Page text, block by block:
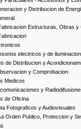
y Distribucion de
Estructuras, Obras
electricos y de iluminacion
de Distribucion y
y Comprobacion
Medicos
y
de Oficina
Fotograficos y Audiovisuales
Orden Publico, Proteccion y